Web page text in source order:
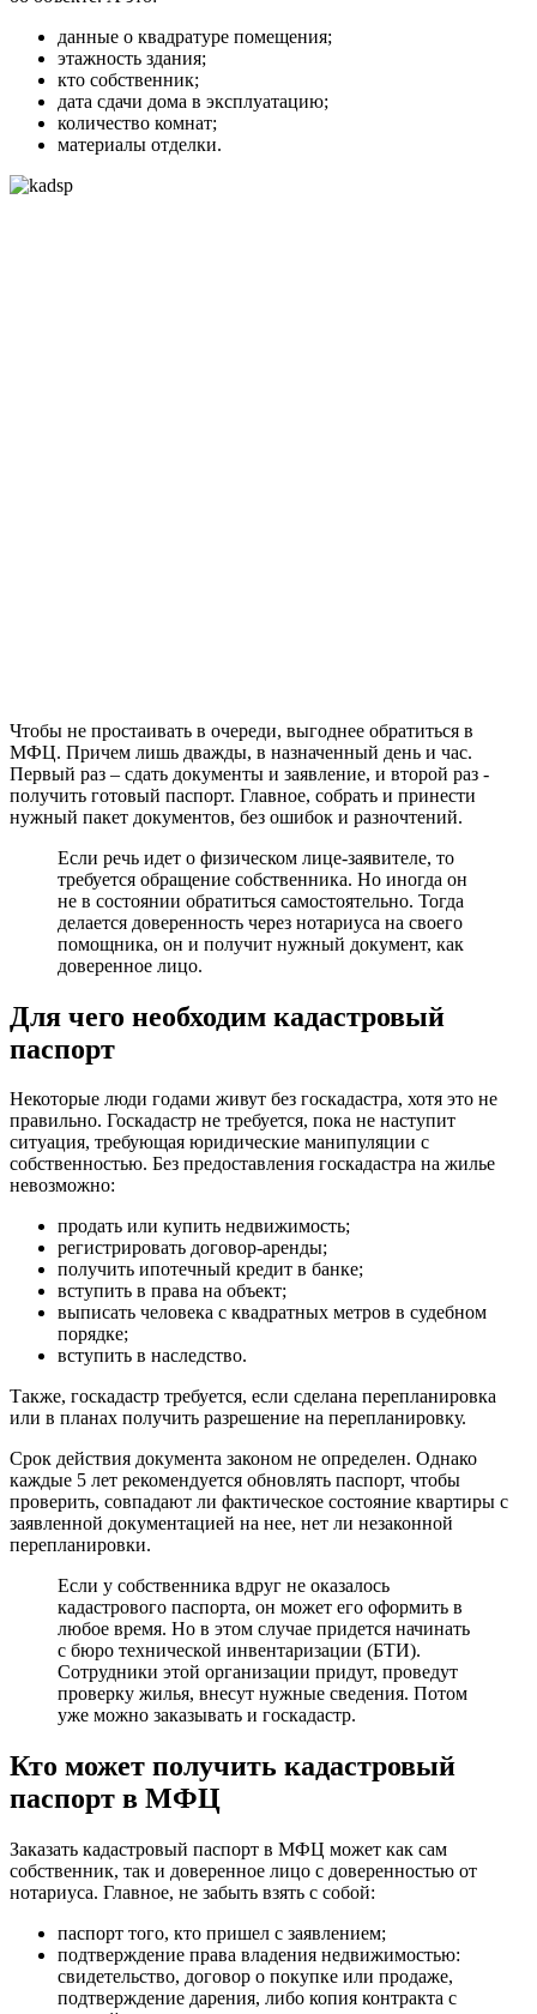
данные о квадратуре помещения;
этажность здания;
кто собственник;
дата сдачи дома в эксплуатацию;
количество комнат;
материалы отделки.
Чтобы не простаивать в очереди, выгоднее обратиться в
МФЦ. Причем лишь дважды, в назначенный день и час.
Первый раз – сдать документы и заявление, и второй раз -
получить готовый паспорт. Главное, собрать и принести
нужный пакет документов, без ошибок и разночтений.
Если речь идет о физическом лице-заявителе, то
требуется обращение собственника. Но иногда он
не в состоянии обратиться самостоятельно. Тогда
делается доверенность через нотариуса на своего
помощника, он и получит нужный документ, как
доверенное лицо.
Для чего необходим кадастровый
паспорт
Некоторые люди годами живут без госкадастра, хотя это не
правильно. Госкадастр не требуется, пока не наступит
ситуация, требующая юридические манипуляции с
собственностью. Без предоставления госкадастра на жилье
невозможно:
продать или купить недвижимость;
регистрировать договор-аренды;
получить ипотечный кредит в банке;
вступить в права на объект;
выписать человека с квадратных метров в судебном
порядке;
вступить в наследство.
Также, госкадастр требуется, если сделана перепланировка
или в планах получить разрешение на перепланировку.
Срок действия документа законом не определен. Однако
каждые 5 лет рекомендуется обновлять паспорт, чтобы
проверить, совпадают ли фактическое состояние квартиры с
заявленной документацией на нее, нет ли незаконной
перепланировки.
Если у собственника вдруг не оказалось
кадастрового паспорта, он может его оформить в
любое время. Но в этом случае придется начинать
с бюро технической инвентаризации (БТИ).
Сотрудники этой организации придут, проведут
проверку жилья, внесут нужные сведения. Потом
уже можно заказывать и госкадастр.
Кто может получить кадастровый
паспорт в МФЦ
Заказать кадастровый паспорт в МФЦ может как сам
собственник, так и доверенное лицо с доверенностью от
нотариуса. Главное, не забыть взять с собой:
паспорт того, кто пришел с заявлением;
подтверждение права владения недвижимостью:
свидетельство, договор о покупке или продаже,
подтверждение дарения, либо копия контракта с